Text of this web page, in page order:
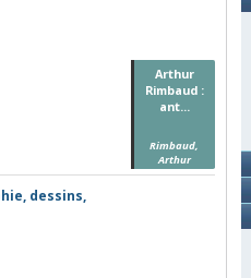
Arthur
Rimbaud :
ant...
Rimbaud,
Arthur
dessins,